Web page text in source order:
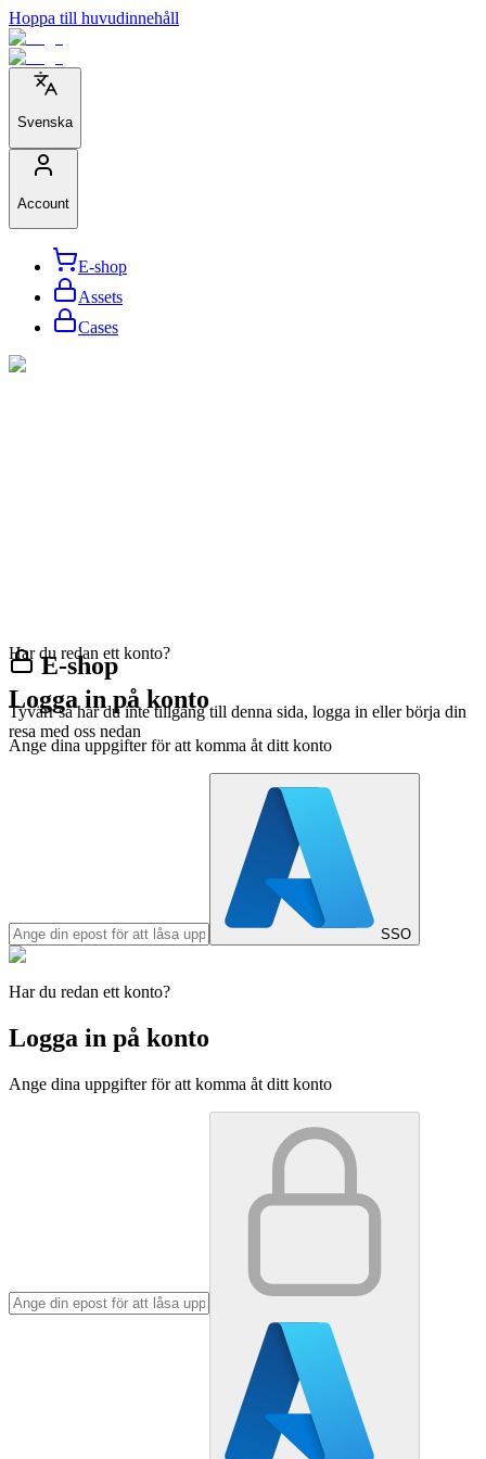
Hoppa till huvudinnehåll
Svenska
Account
E-shop
Assets
Cases
E-shop
Tyvärr så har du inte tillgång till denna sida, logga in eller börja din
resa med oss nedan
Har du redan ett konto?
Logga in på konto
Ange dina uppgifter för att komma åt ditt konto
SSO
Har du redan ett konto?
Logga in på konto
Ange dina uppgifter för att komma åt ditt konto